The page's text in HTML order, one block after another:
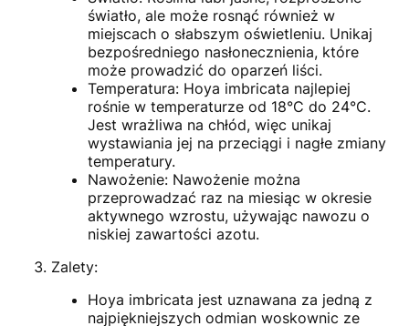
światło, ale może rosnąć również w
miejscach o słabszym oświetleniu. Unikaj
bezpośredniego nasłonecznienia, które
może prowadzić do oparzeń liści.
Temperatura: Hoya imbricata najlepiej
rośnie w temperaturze od 18°C do 24°C.
Jest wrażliwa na chłód, więc unikaj
wystawiania jej na przeciągi i nagłe zmiany
temperatury.
Nawożenie: Nawożenie można
przeprowadzać raz na miesiąc w okresie
aktywnego wzrostu, używając nawozu o
niskiej zawartości azotu.
Zalety:
Hoya imbricata jest uznawana za jedną z
najpiękniejszych odmian woskownic ze